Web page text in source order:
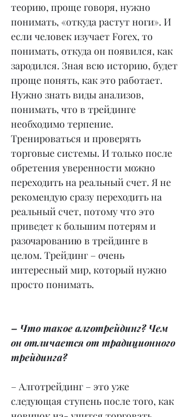
теорию, проще говоря, нужно
понимать, «откуда растут ноги». И
если человек изучает Forex, то
понимать, откуда он появился, как
зародился. Зная всю историю, будет
проще понять, как это работает.
Нужно знать виды анализов,
понимать, что в трейдинге
необходимо терпение.
Тренироваться и проверять
торговые системы. И только после
обретения уверенности можно
переходить на реальный счет. Я не
рекомендую сразу переходить на
реальный счет, потому что это
приведет к большим потерям и
разочарованию в трейдинге в
целом. Трейдинг – очень
интересный мир, который нужно
просто понимать.
– Что такое алготрейдинг? Чем
он отличается от традиционного
трейдинга?
– Алготрейдинг – это уже
следующая ступень после того, как